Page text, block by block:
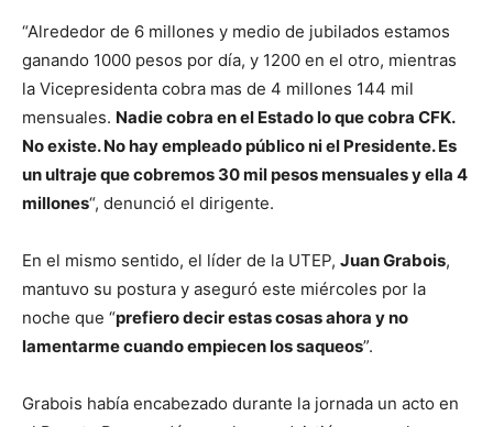
“Alrededor de 6 millones y medio de jubilados estamos
ganando 1000 pesos por día, y 1200 en el otro, mientras
la Vicepresidenta cobra mas de 4 millones 144 mil
mensuales. Nadie cobra en el Estado lo que cobra CFK.
No existe. No hay empleado público ni el Presidente. Es
un ultraje que cobremos 30 mil pesos mensuales y ella 4
millones“, denunció el dirigente.
En el mismo sentido, el líder de la UTEP, Juan Grabois,
mantuvo su postura y aseguró este miércoles por la
noche que “prefiero decir estas cosas ahora y no
lamentarme cuando empiecen los saqueos”.
Grabois había encabezado durante la jornada un acto en